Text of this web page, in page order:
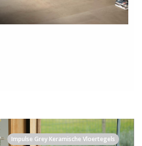
Impulse Grey Keramische Vloertegels